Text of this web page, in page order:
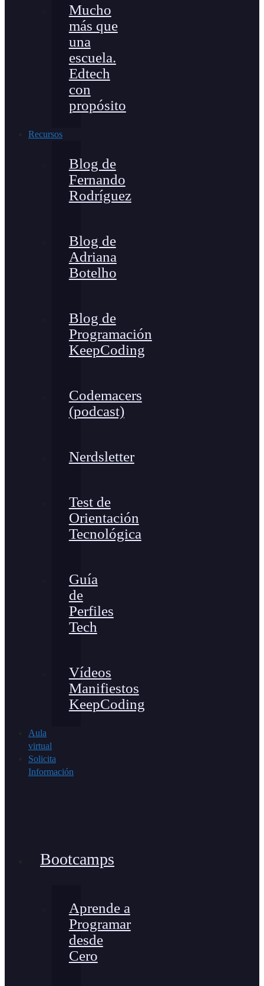
Mucho
más que
una
escuela.
Edtech
con
propósito
Recursos
Blog de
Fernando
Rodríguez
Blog de
Adriana
Botelho
Blog de
Programación
KeepCoding
Codemacers
(podcast)
Nerdsletter
Test de
Orientación
Tecnológica
Guía
de
Perfiles
Tech
Vídeos
Manifiestos
KeepCoding
Aula
virtual
Solicita
Información
Bootcamps
Aprende a
Programar
desde
Cero